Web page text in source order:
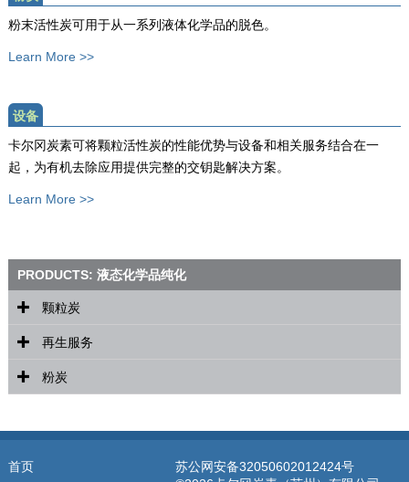
粉末活性炭可用于从一系列液体化学品的脱色。
Learn More >>
设备
卡尔冈炭素可将颗粒活性炭的性能优势与设备和相关服务结合在一
起，为有机去除应用提供完整的交钥匙解决方案。
Learn More >>
PRODUCTS: 液态化学品纯化
颗粒炭
CAL
CPG
再生服务
Custom Industrial Reactivated Carbon (CIR)
粉炭
首页
苏公网安备32050602012424号